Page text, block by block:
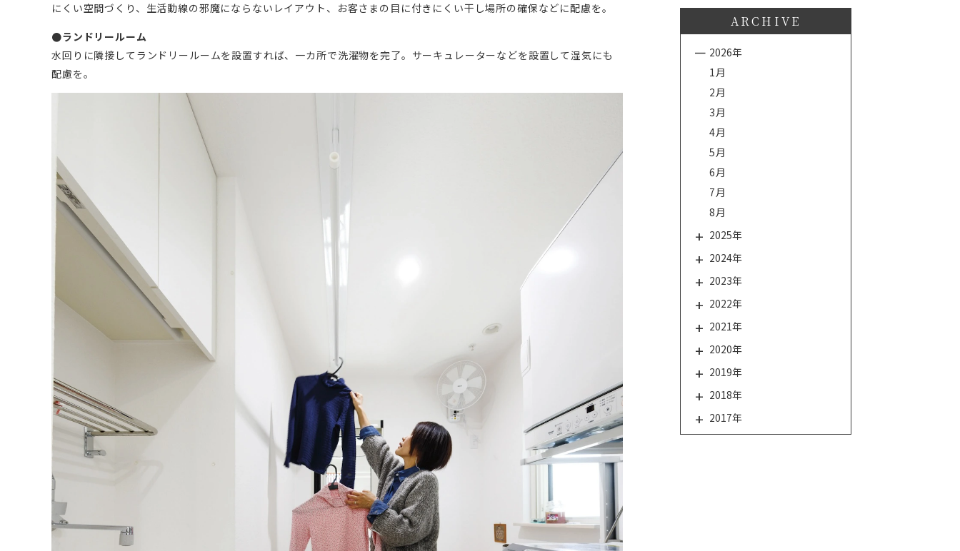
にくい空間づくり、生活動線の邪魔にならないレイアウト、お客さまの目に付きにくい干し場所の確保などに配慮を。
●ランドリールーム
水回りに隣接してランドリールームを設置すれば、一カ所で洗濯物を完了。サーキュレーターなどを設置して湿気にも
配慮を。
ARCHIVE
2026年
1月
2月
3月
4月
5月
6月
7月
8月
2025年
2024年
2023年
2022年
2021年
2020年
2019年
2018年
2017年